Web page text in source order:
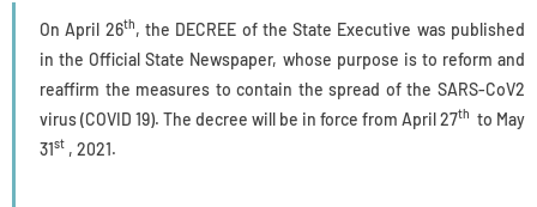
On April 26th, the DECREE of the State Executive was published
in the Official State Newspaper, whose purpose is to reform and
reaffirm the measures to contain the spread of the SARS-CoV2
virus (COVID 19). The decree will be in force from April 27th to May
31st , 2021.